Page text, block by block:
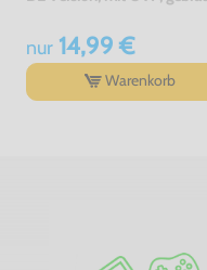
nur14,99 €
Warenkorb